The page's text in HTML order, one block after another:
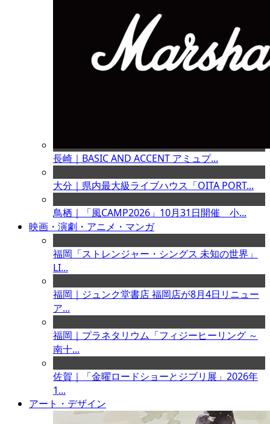
長崎｜BASIC AND ACCENT アミュプ...
大分｜県内最大級ライブハウス「OITA PORT...
鳥栖｜「風CAMP2026」10月31日開催 小...
映画・演劇・アニメ・マンガ
福岡「ストレンジャー・シングス 未知の世界」
LI...
福岡｜ジュンク堂書店 福岡店が8月4日リニュー
ア...
福岡｜プラネタリウム「フィジーヒーリング ～
南十...
佐賀｜「金曜ロードショーとジブリ展」2026年
1...
アート・デザイン